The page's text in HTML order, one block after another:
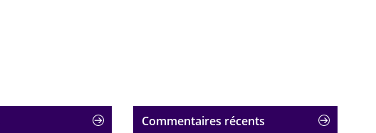
Commentaires récents